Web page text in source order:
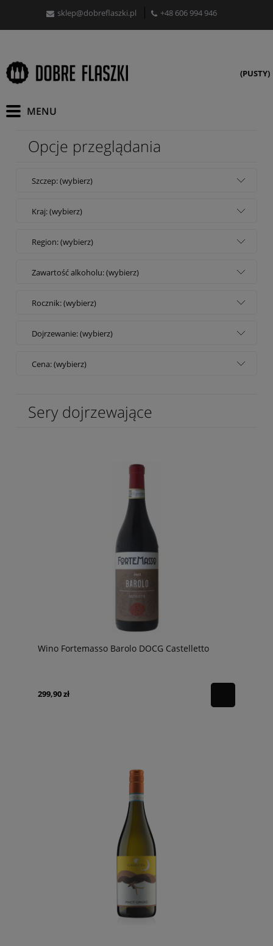
sklep@dobreflaszki.pl +48 606 994 946
(PUSTY)
Opcje przeglądania
Szczep: (wybierz)
Kraj: (wybierz)
Region: (wybierz)
Zawartość alkoholu: (wybierz)
Rocznik: (wybierz)
Dojrzewanie: (wybierz)
Cena: (wybierz)
Sery dojrzewające
Wino Fortemasso Barolo DOCG Castelletto
299,90 zł